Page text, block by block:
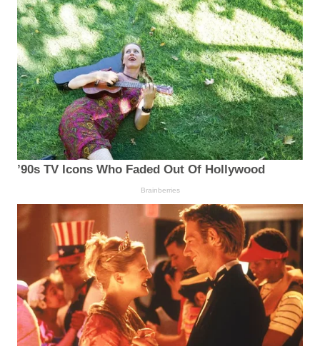
’90s TV Icons Who Faded Out Of Hollywood
Brainberries